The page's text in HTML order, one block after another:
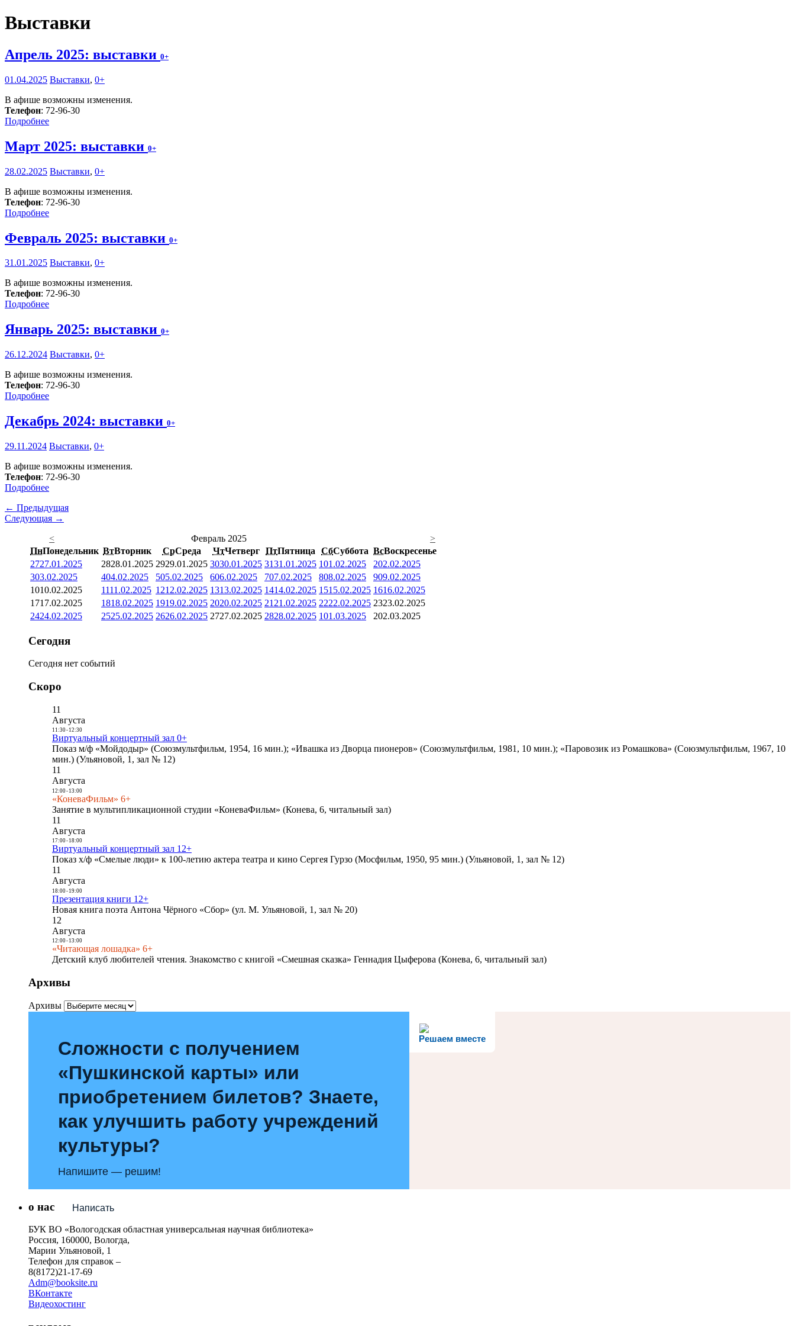
Выставки
Апрель 2025: выставки 0+
01.04.2025 Выставки, 0+
В афише возможны изменения.
Телефон: 72-96-30
Подробнее
Март 2025: выставки 0+
28.02.2025 Выставки, 0+
В афише возможны изменения.
Телефон: 72-96-30
Подробнее
Февраль 2025: выставки 0+
31.01.2025 Выставки, 0+
В афише возможны изменения.
Телефон: 72-96-30
Подробнее
Январь 2025: выставки 0+
26.12.2024 Выставки, 0+
В афише возможны изменения.
Телефон: 72-96-30
Подробнее
Декабрь 2024: выставки 0+
29.11.2024 Выставки, 0+
В афише возможны изменения.
Телефон: 72-96-30
Подробнее
← Предыдущая
Следующая →
<
Февраль 2025
>
ПнПонедельник ВтВторник СрСреда ЧтЧетверг ПтПятница СбСуббота ВсВоскресенье
2727.01.2025 2828.01.2025 2929.01.2025 3030.01.2025 3131.01.2025 101.02.2025 202.02.2025
303.02.2025 404.02.2025 505.02.2025 606.02.2025 707.02.2025 808.02.2025 909.02.2025
1010.02.2025 1111.02.2025 1212.02.2025 1313.02.2025 1414.02.2025 1515.02.2025 1616.02.2025
1717.02.2025 1818.02.2025 1919.02.2025 2020.02.2025 21 21.02.2025 2222.02.2025 2323.02.2025
2424.02.2025 2525.02.2025 2626.02.2025 2727.02.2025 2828.02.2025 101.03.2025 202.03.2025
Сегодня
Сегодня нет событий
Скоро
11
Августа
11:30- 12:30
Виртуальный концертный зал 0+
Показ м/ф «Мойдодыр» (Союзмультфильм, 1954, 16 мин.); «Ивашка из Дворца пионеров» (Союзмультфильм, 1981, 10 мин.); «Паровозик из Ромашкова» (Союзмультфильм, 1967, 10
мин.) (Ульяновой, 1, зал № 12)
11
Августа
12:00- 13:00
«КоневаФильм» 6+
Занятие в мультипликационной студии «КоневаФильм» (Конева, 6, читальный зал)
11
Августа
17:00- 18:00
Виртуальный концертный зал 12+
Показ х/ф «Смелые люди» к 100-летию актера театра и кино Сергея Гурзо (Мосфильм, 1950, 95 мин.) (Ульяновой, 1, зал № 12)
11
Августа
18:00- 19:00
Презентация книги 12+
Новая книга поэта Антона Чёрного «Сбор» (ул. М. Ульяновой, 1, зал № 20)
12
Августа
12:00- 13:00
«Читающая лошадка» 6+
Детский клуб любителей чтения. Знакомство с книгой «Смешная сказка» Геннадия Цыферова (Конева, 6, читальный зал)
Архивы
Архивы
Решаем вместе
Сложности с получением
«Пушкинской карты» или
приобретением билетов? Знаете,
как улучшить работу учреждений
культуры?
Напишите — решим!
Написать
о нас
БУК ВО «Вологодская областная универсальная научная библиотека»
Россия, 160000, Вологда,
Марии Ульяновой, 1
Телефон для справок –
8(8172)21-17-69
Adm@booksite.ru
ВКонтакте
Видеохостинг